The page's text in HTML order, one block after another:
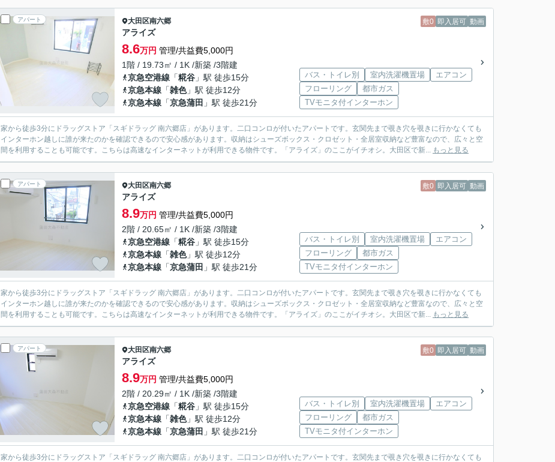
アパート 敷0 即入居可 動画
大田区南六郷
アライズ
8.6万円 管理/共益費5,000円
1階 / 19.73㎡ / 1K /新築 /3階建
京急空港線 「糀谷 」駅 徒歩15分
京急本線 「雑色」駅 徒歩12分
京急本線 「京急蒲田 」駅 徒歩21分
バス・トイレ別 室内洗濯機置場
エアコン
フローリング
都市ガス
TVモニタ付インターホン
家から徒歩3分にドラッグストア「スギドラッグ 南六郷店」があります。二口コンロが付いたアパートです。玄関先まで覗き穴を覗きに行かなくても
インターホン越しに誰が来たのかを確認できるので安心感があります。収納はシューズボックス・クロゼット・全居室収納など豊富なので、広々と空
間を利用することも可能です。こちらは高速なインターネットが利用できる物件です。「アライズ」のここがイチオシ。大田区で新... もっと見る
アパート 敷0 即入居可 動画
大田区南六郷
アライズ
8.9万円 管理/共益費5,000円
2階 / 20.65㎡ / 1K /新築 /3階建
京急空港線 「糀谷 」駅 徒歩15分
京急本線 「雑色」駅 徒歩12分
京急本線 「京急蒲田 」駅 徒歩21分
バス・トイレ別 室内洗濯機置場
エアコン
フローリング
都市ガス
TVモニタ付インターホン
家から徒歩3分にドラッグストア「スギドラッグ 南六郷店」があります。二口コンロが付いたアパートです。玄関先まで覗き穴を覗きに行かなくても
インターホン越しに誰が来たのかを確認できるので安心感があります。収納はシューズボックス・クロゼット・全居室収納など豊富なので、広々と空
間を利用することも可能です。こちらは高速なインターネットが利用できる物件です。「アライズ」のここがイチオシ。大田区で新... もっと見る
アパート 敷0 即入居可 動画
大田区南六郷
アライズ
8.9万円 管理/共益費5,000円
2階 / 20.29㎡ / 1K /新築 /3階建
京急空港線 「糀谷 」駅 徒歩15分
京急本線 「雑色」駅 徒歩12分
京急本線 「京急蒲田 」駅 徒歩21分
バス・トイレ別 室内洗濯機置場
エアコン
フローリング
都市ガス
TVモニタ付インターホン
家から徒歩3分にドラッグストア「スギドラッグ 南六郷店」があります。二口コンロが付いたアパートです。玄関先まで覗き穴を覗きに行かなくても